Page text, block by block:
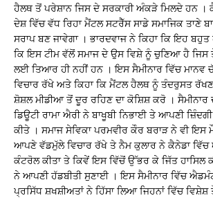
ਹੈਲਥ ਤੋਂ ਪਰੇਸ਼ਾਨ ਜਿਸ ਦੇ ਸਰਕਾਰੀ ਅੰਕੜੇ ਮਿਲਦੇ ਹਨ ।
ਦੇਸ਼ ਵਿੱਚ ਵੱਧ ਰਿਹਾ ਮੈਂਟਲ ਸਟਰੈੱਸ ਸਾਡੇ ਸਮਾਜਿਕ ਤਾਣੇ
ਸਰਾਪ ਬਣ ਜਾਵੇਗਾ । ਭਾਰਦਵਾਜ ਨੇ ਕਿਹਾ ਕਿ ਇਹ
ਕਿ ਇਸ ਟੀਮ ਵੱਲੋਂ ਸਮਾਜ ਦੇ ਉਸ ਵਿਸ਼ੇ ਨੂੰ ਚੁਣਿਆ ਹੈ
ਲਈ ਤਿਆਰ ਹੀ ਨਹੀਂ ਹਨ । ਇਸ ਸੈਮੀਨਾਰ ਵਿੱਚ ਮਾਨਵ
ਵਿਚਾਰ ਰੱਖੇ ਅਤੇ ਕਿਹਾ ਕਿ ਮੈਂਟਲ ਹੈਲਥ ਨੂੰ ਤੰਦਰੁਸਤ
ਸ਼ੋਸ਼ਲ ਮੀਡੀਆ ਤੋਂ ਦੂਰ ਰਹਿਣ ਦਾ ਕੋਸ਼ਿਸ਼ ਕਰੋ । ਸੈਮੀਨਾਰ
ਡਿਊਟੀ ਰਾਮਾ ਐਰੀ ਨੇ ਬਾਖੂਬੀ ਨਿਭਾਈ ਤੇ ਆਪਣੀ
ਕੀਤੇ । ਸਮਾਜ ਸੇਵਿਕਾ ਪਰਮਵੀਰ ਕੌਰ ਬਰਾੜ ਨੇ ਵੀ
ਆਪਣੇ ਵੱਡਮੁੱਲੇ ਵਿਚਾਰ ਰੱਖੇ ਤੇ ਨੈਮ ਕੁਲਾਰ ਨੇ ਕੈਨੇਡਾ
ਕੰਟਰੋਲ ਕੀਤਾ ਤੇ ਕਿਵੇਂ ਇਸ ਵਿੱਚੋਂ ਉੱਭਰ ਕੇ ਜਿੱਤ ਹਾਸਿਲ
ਨੇ ਆਪਣੀ ਹੱਡਬੀਤੀ ਸੁਣਾਈ । ਇਸ ਸੈਮੀਨਾਰ ਵਿੱਚ
ਪ੍ਰਸਿੱਧ ਸ਼ਖਸ਼ੀਅਤਾਂ ਨੇ ਹਿੱਸਾ ਲਿਆ ਜਿਹਨਾਂ ਵਿੱਚ